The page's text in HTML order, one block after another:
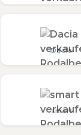
Dacia
smart